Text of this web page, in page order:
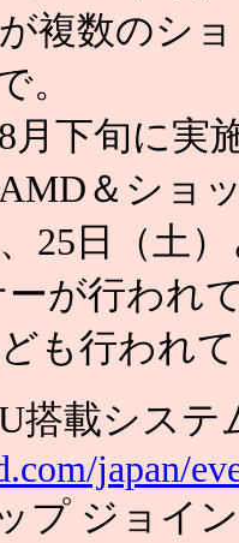
複数のシ
。
下旬に実
＆ショ
25日（土
が行われ
も行われ
搭載シス
japan/
プ ジョイ